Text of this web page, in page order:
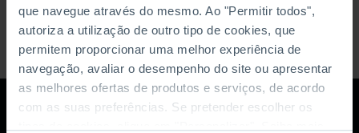
que navegue através do mesmo. Ao "Permitir todos",
autoriza a utilização de outro tipo de cookies, que
permitem proporcionar uma melhor experiência de
navegação, avaliar o desempenho do site ou apresentar
as melhores ofertas de produtos e serviços, de acordo
com as suas preferências. Se pretender escolher os